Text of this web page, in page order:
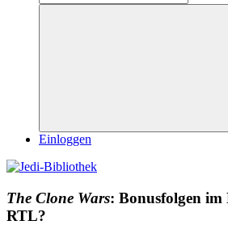
nach:
Suchen
Einloggen
The Clone Wars: Bonusfolgen
RTL?